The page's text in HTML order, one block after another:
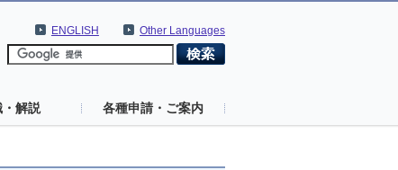
Other Languages
ENGLISH
・解説 各種申請・ご案内